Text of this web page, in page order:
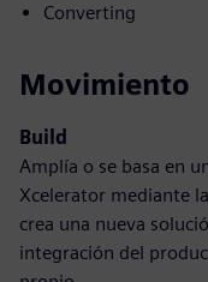
Converting
Movimiento
Build
Amplía o se basa en
Xcelerator mediante
crea una nueva
integración del